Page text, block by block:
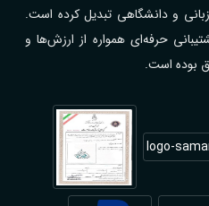
و دانشگاهی تبدیل کرده است.
حرفه‌ای همواره از ارزش‌ها و
بوده است.